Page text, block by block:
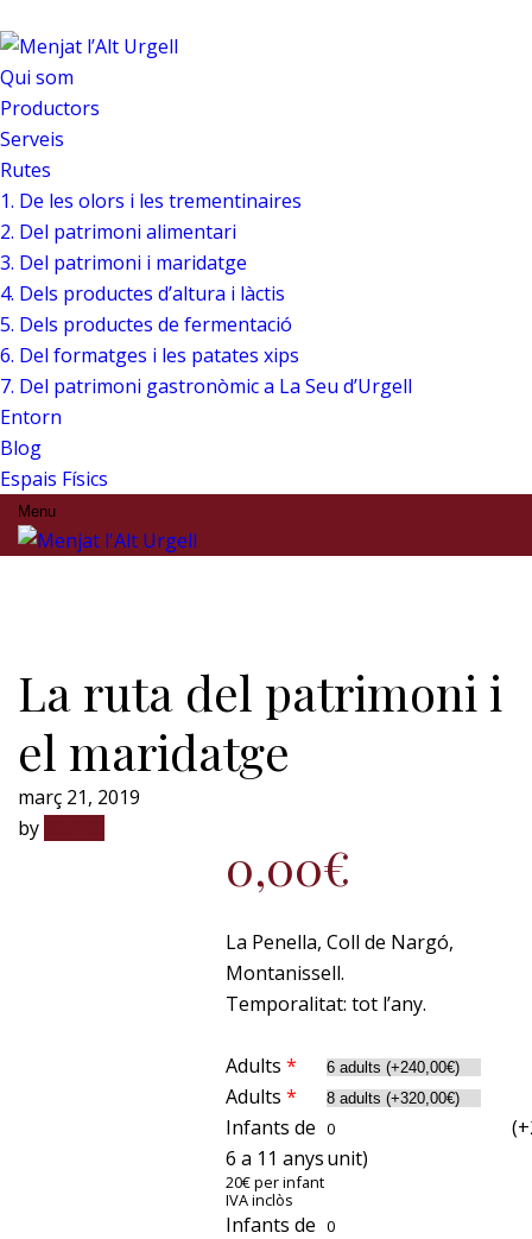
Qui som
Productors
Serveis
Rutes
1. De les olors i les trementinaires
2. Del patrimoni alimentari
3. Del patrimoni i maridatge
4. Dels productes d’altura i làctis
5. Dels productes de fermentació
6. Del formatges i les patates xips
7. Del patrimoni gastronòmic a La Seu d’Urgell
Entorn
Blog
Espais Físics
Menu
La ruta del patrimoni i
el maridatge
març 21, 2019
by
0,00€
La Penella, Coll de Nargó,
Montanissell.
Temporalitat: tot l’any.
Adults *
Adults *
Infants de
6 a 11 anys
20€ per infant
IVA inclòs
(
unit)
Infants de